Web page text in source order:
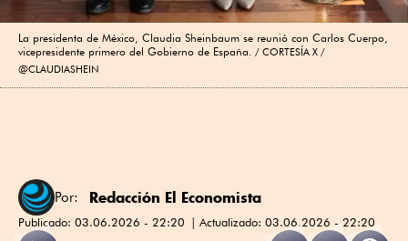
La presidenta de México, Claudia Sheinbaum se reunió con Carlos Cuerpo,
vicepresidente primero del Gobierno de España.
CORTESÍA X /
@CLAUDIASHEIN
Por: Redacción El Economista
Publicado: 03.06.2026 - 22:20 Actualizado: 03.06.2026 - 22:20